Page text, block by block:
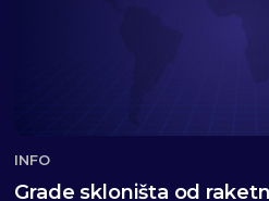
INFO
Grade skloništa od